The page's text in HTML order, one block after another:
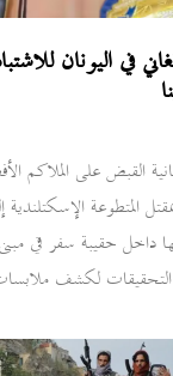
في اليونان
القبض على الملاكم
المتطوعة
داخل حقيبة سفر في